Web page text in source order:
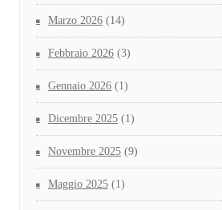
Marzo 2026 (14)
Febbraio 2026 (3)
Gennaio 2026 (1)
Dicembre 2025 (1)
Novembre 2025 (9)
Maggio 2025 (1)